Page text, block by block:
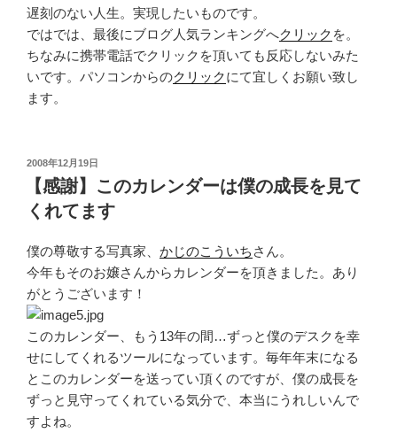
遅刻のない人生。実現したいものです。
ではでは、最後にブログ人気ランキングへクリック を。
ちなみに携帯電話でクリックを頂いても反応しないみた
いです。パソコンからのクリックにて宜しくお願い致し
ます。
投
日:
2008年12月19日
【感謝】このカレンダーは僕の成長を見て
くれてます
僕の尊敬する写真家、 かじのこういち さん。
今年もそのお嬢さんからカレンダーを頂きました。あり
がとうございます！
このカレンダー、もう13年の間…ずっと僕のデスクを幸
せにしてくれるツールになっています。毎年年末になる
とこのカレンダーを送ってい頂くのですが、僕の成長を
ずっと見守ってくれている気分で、本当にうれしいんで
すよね。